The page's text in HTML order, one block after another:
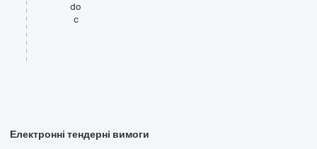
do
c
Електронні тендерні вимоги